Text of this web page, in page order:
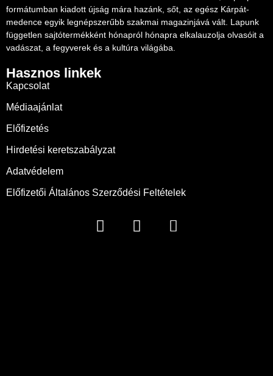
formátumban kiadott újság mára hazánk, sőt, az egész Kárpát-
medence egyik legnépszerűbb szakmai magazinjává vált. Lapunk
független sajtótermékként hónapról hónapra elkalauzolja olvasóit a
vadászat, a fegyverek és a kultúra világába.
Hasznos linkek
Kapcsolat
Médiaajánlat
Előfizetés
Hirdetési keretszabályzat
Adatvédelem
Előfizetői Általános Szerződési Feltételek